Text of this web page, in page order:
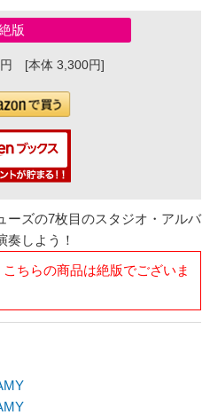
版
円 [本体 3,300円]
ーズの7枚目のスタジオ・アルバ
奏しよう！
ちらの商品は絶版でございま